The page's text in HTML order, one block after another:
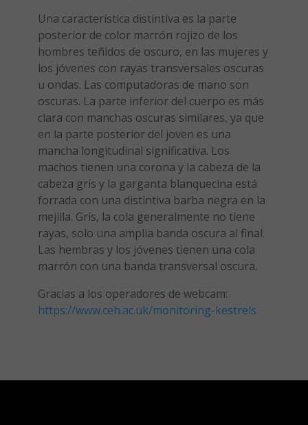
Una característica distintiva es la parte
posterior de color marrón rojizo de los
hombres teñidos de oscuro, en las mujeres y
los jóvenes con rayas transversales oscuras
u ondas. Las computadoras de mano son
oscuras. La parte inferior del cuerpo es más
clara con manchas oscuras similares, ya que
en la parte posterior del joven es una
mancha longitudinal significativa. Los
machos tienen una corona y la cabeza de la
cabeza gris y la garganta blanquecina está
forrada con una distintiva barba negra en la
mejilla. Gris, la cola generalmente no tiene
rayas, solo una amplia banda oscura al final.
Las hembras y los jóvenes tienen una cola
marrón con una banda transversal oscura.
Gracias a los operadores de webcam:
https://www.ceh.ac.uk/monitoring-kestrels